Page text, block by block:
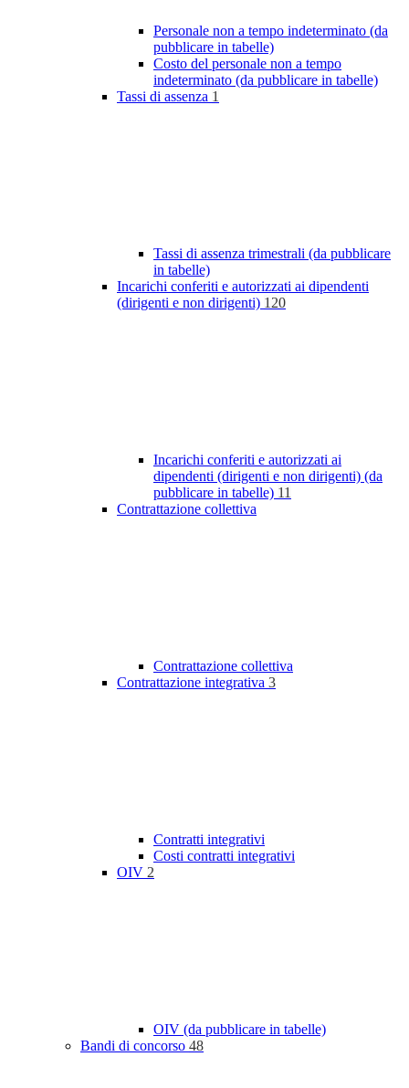
Personale non a tempo indeterminato (da
pubblicare in tabelle)
Costo del personale non a tempo
indeterminato (da pubblicare in tabelle)
Tassi di assenza 1
Tassi di assenza trimestrali (da pubblicare
in tabelle)
Incarichi conferiti e autorizzati ai dipendenti
(dirigenti e non dirigenti) 120
Incarichi conferiti e autorizzati ai
dipendenti (dirigenti e non dirigenti) (da
pubblicare in tabelle) 11
Contrattazione collettiva
Contrattazione collettiva
Contrattazione integrativa 3
Contratti integrativi
Costi contratti integrativi
OIV 2
OIV (da pubblicare in tabelle)
Bandi di concorso 48